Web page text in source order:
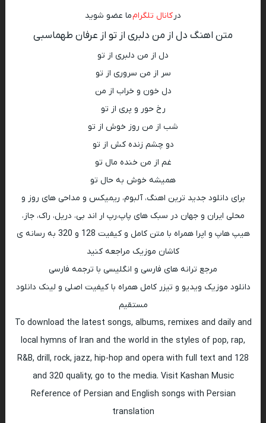
در کانال تلگرامما عضو شوید
متن اهنگ دل از من دلبری از تو از عرفان طهماسبی
دل از من دلبری از تو
سر از من سروری از تو
دل خون و خراب از من
رخ حور و پری از تو
شب از من روز خوش از تو
دو چشم زنده کش از تو
غم از من خنده مال تو
همیشه خوش به حال تو
برای دانلود جدید ترین اهنگ، آلبوم، ریمیکس و مداحی های روز و
محلی ایران و جهان در سبک های پاپ،رپ ار اند بی، دریل، راک، جاز،
هیپ هاپ و اپرا همراه با متن کامل و کیفیت 128 و 320 به رسانه ی
کاشان موزیک مراجعه کنید
مرجع ترانه های فارسی و انگلیسی با ترجمه فارسی
دانلود موزیک ویدیو و تیزر کامل همراه با کیفیت اصلی و لینک دانلود
مستقیم
To download the latest songs, albums, remixes and daily and
local hymns of Iran and the world in the styles of pop, rap,
R&B, drill, rock, jazz, hip-hop and opera with full text and 128
and 320 quality, go to the media. Visit Kashan Music
Reference of Persian and English songs with Persian
translation